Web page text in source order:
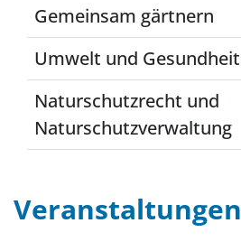
Gemeinsam gärtnern
Umwelt und Gesundheit
Naturschutzrecht und
Naturschutzverwaltung
Veranstaltungen